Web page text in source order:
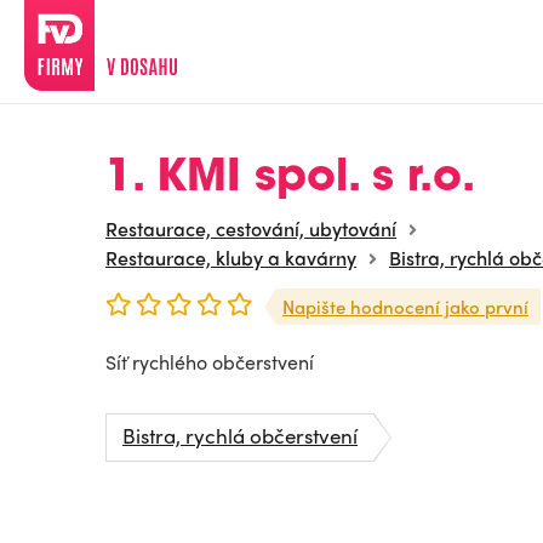
1. KMI spol. s r.o.
Restaurace, cestování, ubytování
Restaurace, kluby a kavárny
Bistra, rychlá
Napište hodnocení jako první
Síť rychlého občerstvení
Bistra, rychlá občerstvení